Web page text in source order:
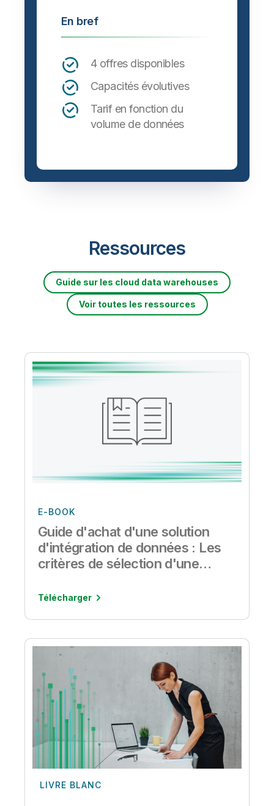
En bref
4 offres disponibles
Capacités évolutives
Tarif en fonction du
volume de données
Ressources
Guide sur les cloud data warehouses
Voir toutes les ressources
E-BOOK
Guide d'achat d'une solution
d'intégration de données : Les
critères de sélection d'une
données
Télécharger
LIVRE BLANC